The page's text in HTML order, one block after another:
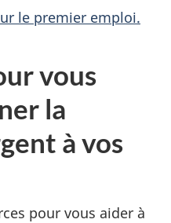
le premier emploi.
vous
la
à vos
pour vous aider à